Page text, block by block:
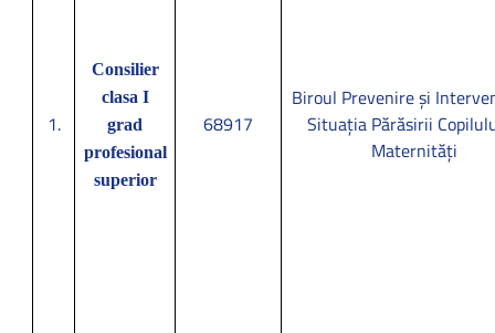
1.
Consilier
clasa I
grad
profesional
superior
68917
Biroul Prevenire și
Situația Părăsirii
Maternități